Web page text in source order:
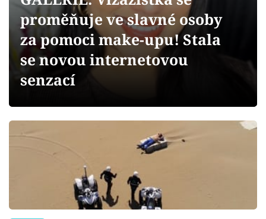
Videa
Sledujte prima+
Sledujte nás
proměňuje ve slavné osoby
za pomoci make-upu! Stala
se novou internetovou
senzací